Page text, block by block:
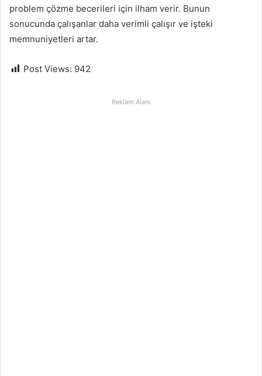
problem çözme becerileri için ilham verir. Bunun
sonucunda çalışanlar daha verimli çalışır ve işteki
memnuniyetleri artar.
Post Views: 942
Reklam Alanı